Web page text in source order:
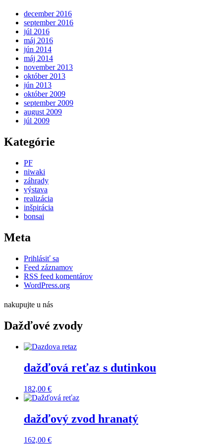
december 2016
september 2016
júl 2016
máj 2016
jún 2014
máj 2014
november 2013
október 2013
jún 2013
október 2009
september 2009
august 2009
júl 2009
Kategórie
PF
niwaki
záhrady
výstava
realizácia
inšpirácia
bonsai
Meta
Prihlásiť sa
Feed záznamov
RSS feed komentárov
WordPress.org
nakupujte u nás
Dažďové zvody
dažďová reťaz s dutinkou
182,00 €
dažďový zvod hranatý
162,00 €